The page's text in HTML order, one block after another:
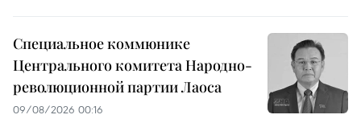
Специальное коммюнике
Центрального комитета Народно-
революционной партии Лаоса
09/08/2026 00:16